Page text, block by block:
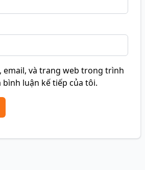
email, và trang web trong trình
luận kế tiếp của tôi.